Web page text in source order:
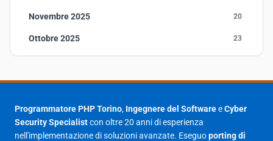
Novembre 2025 20
Ottobre 2025 23
Agosto 2025 1
23
Giugno 2025
Programmatore PHP Torino, Ingegnere del SoftwareeCyber
Security Specialistcon oltre 20 anni di esperienza
nell'implementazione di soluzioni avanzate. Eseguoporting di